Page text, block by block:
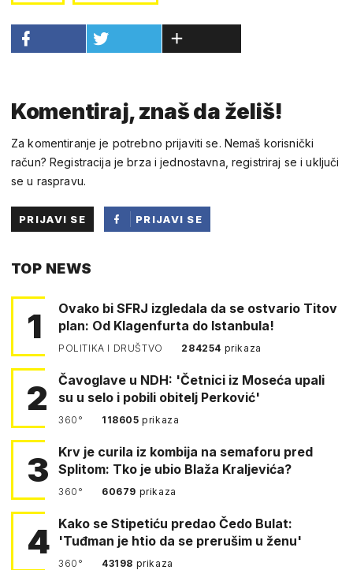
Komentiraj, znaš da želiš!
Za komentiranje je potrebno prijaviti se. Nemaš korisnički
račun? Registracija je brza i jednostavna, registriraj se i uključi
se u raspravu.
PRIJAVI SE
PRIJAVI SE
TOP NEWS
1
Ovako bi SFRJ izgledala da se ostvario Titov
plan: Od Klagenfurta do Istanbula!
POLITIKA I DRUŠTVO 284254 prikaza
2
Čavoglave u NDH: 'Četnici iz Moseća upali
su u selo i pobili obitelj Perković'
360° 118605prikaza
3
Krv je curila iz kombija na semaforu pred
Splitom: Tko je ubio Blaža Kraljevića?
360° 60679 prikaza
4 Kako se Stipetiću predao Čedo Bulat:
'Tuđman je htio da se prerušim u ženu'
360° 43198 prikaza